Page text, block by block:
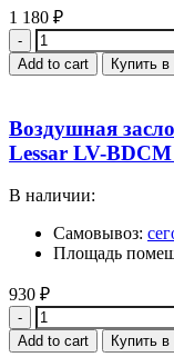
1 180 ₽
Quantity
Add to cart Купить в
Воздушная
Lessar LV-
В наличии:
Самовывоз:
Площадь
930 ₽
Quantity
Add to cart Купить в